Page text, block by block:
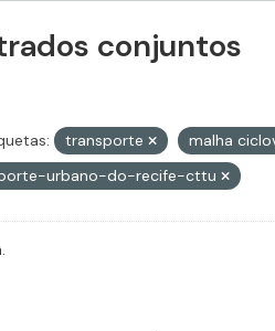
conjuntos
transporte malha
urbano-do-recife-cttu